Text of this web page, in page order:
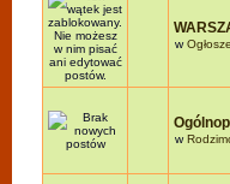
w
w